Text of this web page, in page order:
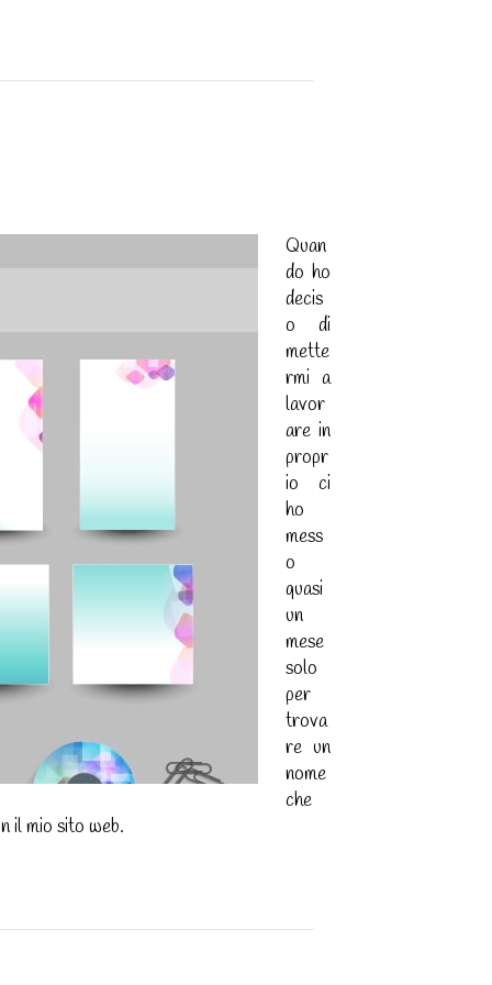
Quan
do ho
decis
o di
mette
rmi a
lavor
are in
propr
io ci
ho
mess
o
quasi
un
mese
solo
per
trova
re un
nome
che
il mio sito web.